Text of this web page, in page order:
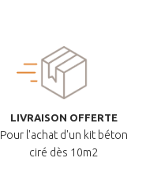
LIVRAISON OFFERTE
Pour l'achat d'un kit béton
ciré dès 10m2